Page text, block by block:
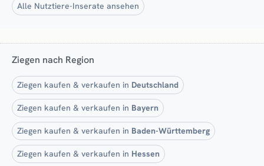
Alle Nutztiere-Inserate ansehen
Ziegen nach Region
Ziegen kaufen & verkaufen in Deutschland
Ziegen kaufen & verkaufen in Bayern
Ziegen kaufen & verkaufen in Baden-Württemberg
Ziegen kaufen & verkaufen in Hessen